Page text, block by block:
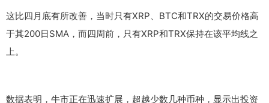
这比四月底有所改善，当时只有XRP、BTC和TRX的交易价格高
于其200日SMA，而四周前，只有XRP和TRX保持在该平均线之
上。
数据表明，牛市正在迅速扩展，超越少数几种币种，显示出投资